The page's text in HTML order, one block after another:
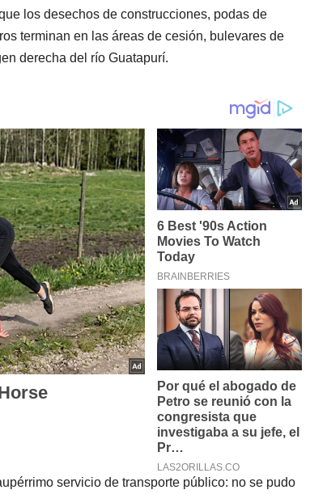
los desechos de construcciones, podas de
terminan en las áreas de cesión, bulevares de
derecha del río Guatapurí.
servicio de transporte público: no se pudo